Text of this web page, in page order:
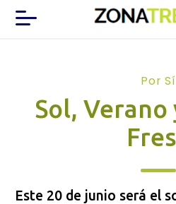
Por Sí
Sol, Verano
Este 20 de junio será el